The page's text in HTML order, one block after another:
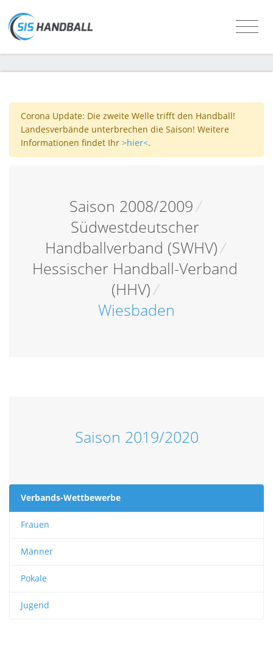
Corona Update: Die zweite Welle trifft den Handball!
Landesverbände unterbrechen die Saison! Weitere
Informationen findet Ihr >hier<.
Saison 2008/2009/
Südwestdeutscher
Handballverband (SWHV)/
Hessischer Handball-Verband
(HHV)/
Wiesbaden
Saison 2019/2020
Verbands-Wettbewerbe
Frauen
Männer
Pokale
Jugend